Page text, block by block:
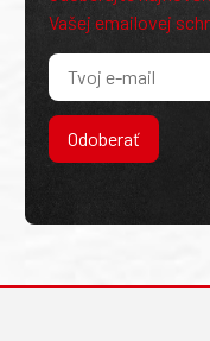
Vašej emailovej
Odoberať